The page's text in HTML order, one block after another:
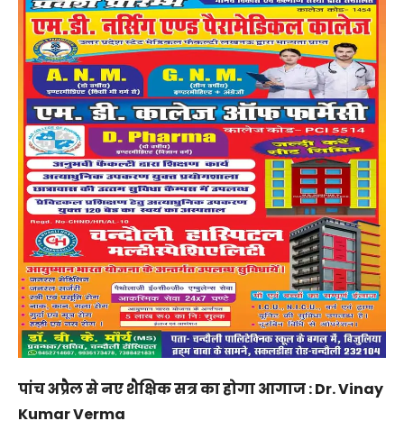
पांच अप्रैल से नए शैक्षिक सत्र का होगा आगाज : Dr. Vinay
Kumar Verma